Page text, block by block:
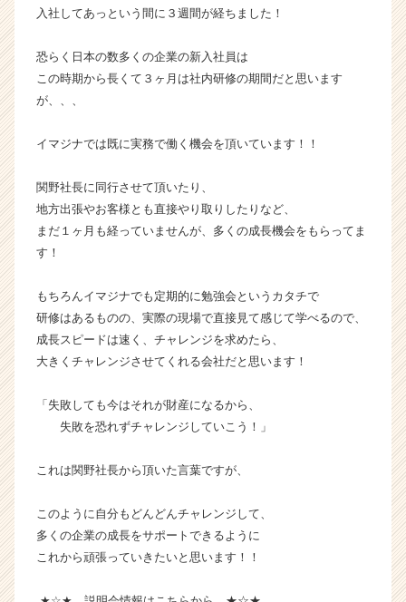
サ
ト
ア
リ
（C
h
a
r
入社してあっという間に３週間が経ちました！
恐らく日本の数多くの企業の新入社員は
この時期から長くて３ヶ月は社内研修の期間だと思います
が、、、
イマジナでは既に実務で働く機会を頂いています！！
関野社長に同行させて頂いたり、
地方出張やお客様とも直接やり取りしたりなど、
まだ１ヶ月も経っていませんが、多くの成長機会をもらってま
す！
もちろんイマジナでも定期的に勉強会というカタチで
研修はあるものの、実際の現場で直接見て感じて学べるので、
成長スピードは速く、チャレンジを求めたら、
大きくチャレンジさせてくれる会社だと思います！
「失敗しても今はそれが財産になるから、
失敗を恐れずチャレンジしていこう！」
これは関野社長から頂いた言葉ですが、
このように自分もどんどんチャレンジして、
多くの企業の成長をサポートできるように
これから頑張っていきたいと思います！！